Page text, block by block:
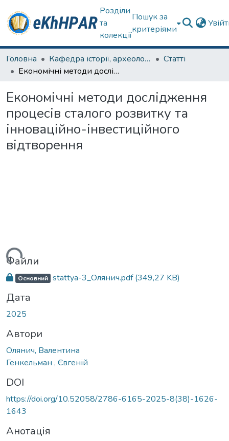
Розділи
та
колекції
Пошук за
критеріями
Головна Кафедра історії, археології та гуманітарних наук
Статті
Економічні методи дослідження процесів сталого розвитку та інноваційно-інвестиційного відтворення
Економічні методи дослідження
процесів сталого розвитку та
інноваційно-інвестиційного
відтворення
Файли
Основний stattya-3_Олянич.pdf(349,27 KB)
Дата
2025
Автори
Олянич, Валентина
Генкельман , Євгеній
DOI
https://doi.org/10.52058/2786-6165-2025-8(38)-1626-
1643
Анотація